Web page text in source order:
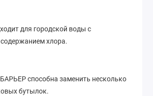
для городской воды с
хлора.
способна заменить несколько
бутылок.